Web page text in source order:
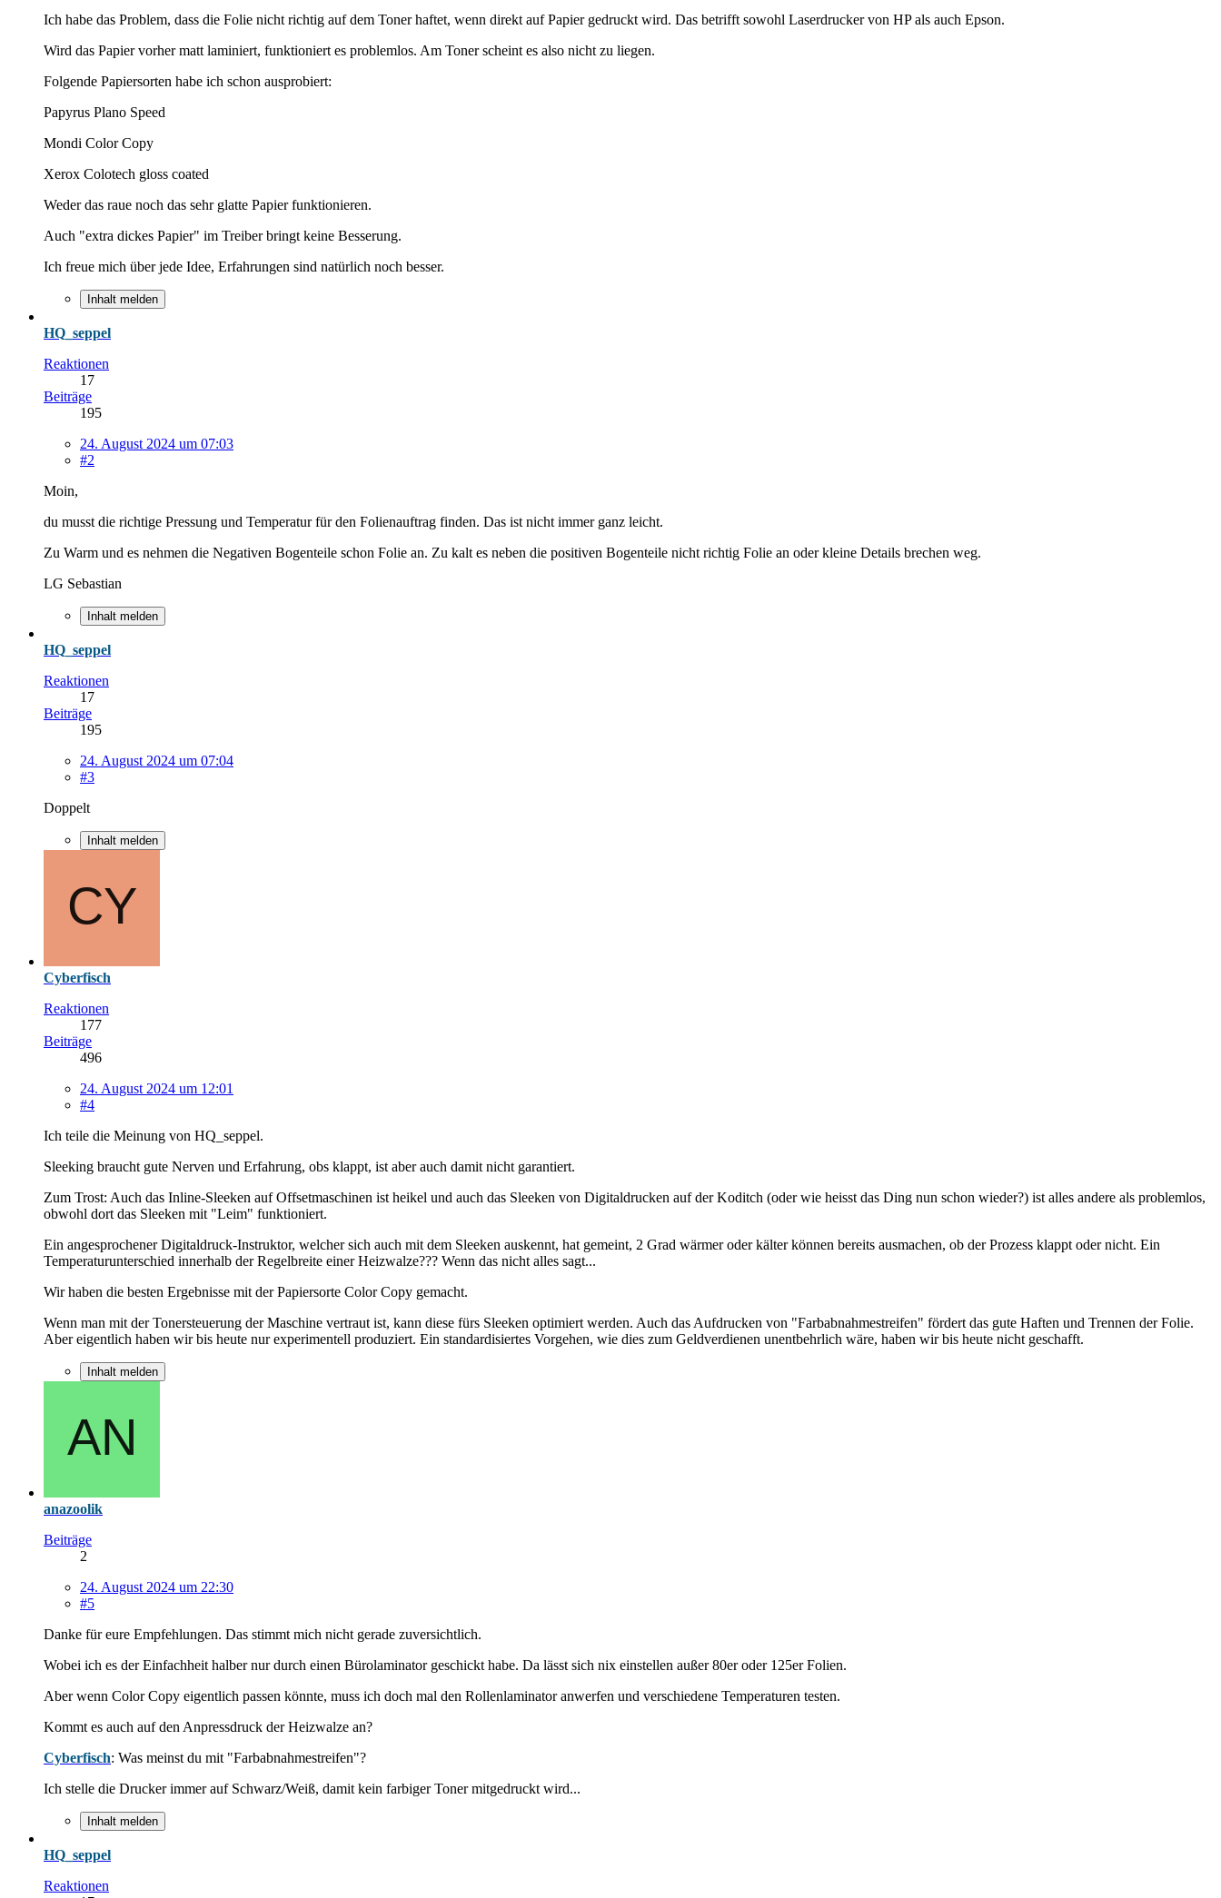
Ich habe das Problem, dass die Folie nicht richtig auf dem Toner haftet, wenn direkt auf Papier gedruckt wird. Das betrifft sowohl Laserdrucker von HP als auch Epson.
Wird das Papier vorher matt laminiert, funktioniert es problemlos. Am Toner scheint es also nicht zu liegen.
Folgende Papiersorten habe ich schon ausprobiert:
Papyrus Plano Speed
Mondi Color Copy
Xerox Colotech gloss coated
Weder das raue noch das sehr glatte Papier funktionieren.
Auch "extra dickes Papier" im Treiber bringt keine Besserung.
Ich freue mich über jede Idee, Erfahrungen sind natürlich noch besser.
Inhalt melden
HQ_seppel
Reaktionen
17
Beiträge
195
24. August 2024 um 07:03
#2
Moin,
du musst die richtige Pressung und Temperatur für den Folienauftrag finden. Das ist nicht immer ganz leicht.
Zu Warm und es nehmen die Negativen Bogenteile schon Folie an. Zu kalt es neben die positiven Bogenteile nicht richtig Folie an oder kleine Details brechen weg.
LG Sebastian
Inhalt melden
HQ_seppel
Reaktionen
17
Beiträge
195
24. August 2024 um 07:04
#3
Doppelt
Inhalt melden
Cyberfisch
Reaktionen
177
Beiträge
496
24. August 2024 um 12:01
#4
Ich teile die Meinung von HQ_seppel.
Sleeking braucht gute Nerven und Erfahrung, obs klappt, ist aber auch damit nicht garantiert.
Zum Trost: Auch das Inline-Sleeken auf Offsetmaschinen ist heikel und auch das Sleeken von Digitaldrucken auf der Koditch (oder wie heisst das Ding nun schon wieder?) ist alles andere als problemlos,
obwohl dort das Sleeken mit "Leim" funktioniert.
Ein angesprochener Digitaldruck-Instruktor, welcher sich auch mit dem Sleeken auskennt, hat gemeint, 2 Grad wärmer oder kälter können bereits ausmachen, ob der Prozess klappt oder nicht. Ein
Temperaturunterschied innerhalb der Regelbreite einer Heizwalze??? Wenn das nicht alles sagt...
Wir haben die besten Ergebnisse mit der Papiersorte Color Copy gemacht.
Wenn man mit der Tonersteuerung der Maschine vertraut ist, kann diese fürs Sleeken optimiert werden. Auch das Aufdrucken von "Farbabnahmestreifen" fördert das gute Haften und Trennen der Folie.
Aber eigentlich haben wir bis heute nur experimentell produziert. Ein standardisiertes Vorgehen, wie dies zum Geldverdienen unentbehrlich wäre, haben wir bis heute nicht geschafft.
Inhalt melden
anazoolik
Beiträge
2
24. August 2024 um 22:30
#5
Danke für eure Empfehlungen. Das stimmt mich nicht gerade zuversichtlich.
Wobei ich es der Einfachheit halber nur durch einen Bürolaminator geschickt habe. Da lässt sich nix einstellen außer 80er oder 125er Folien.
Aber wenn Color Copy eigentlich passen könnte, muss ich doch mal den Rollenlaminator anwerfen und verschiedene Temperaturen testen.
Kommt es auch auf den Anpressdruck der Heizwalze an?
Cyberfisch: Was meinst du mit "Farbabnahmestreifen"?
Ich stelle die Drucker immer auf Schwarz/Weiß, damit kein farbiger Toner mitgedruckt wird...
Inhalt melden
HQ_seppel
Reaktionen